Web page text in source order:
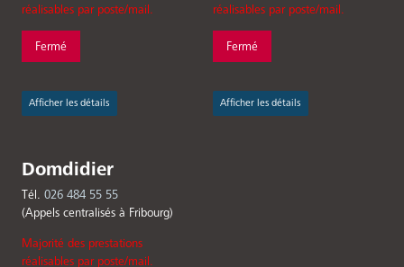
réalisables par poste/mail.
Fermé
Afficher les détails
réalisables par poste/mail.
Fermé
Afficher les détails
Domdidier
Tél. 026 484 55 55
(Appels centralisés à Fribourg)
Majorité des prestations
réalisables par poste/mail.